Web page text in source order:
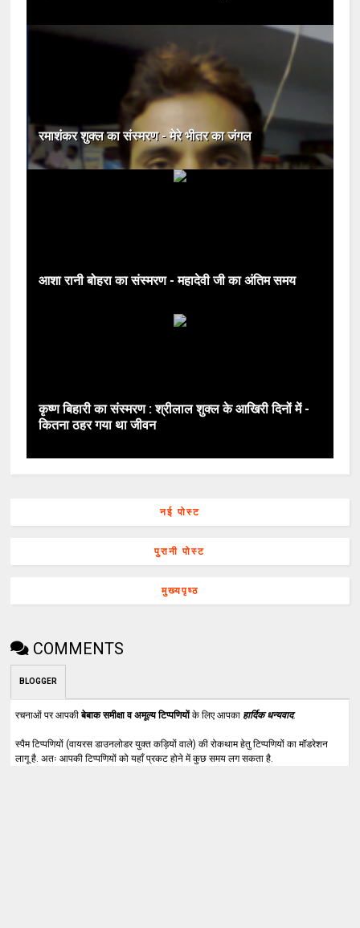
रमाशंकर शुक्ल का संस्मरण - मेरे भीतर का जंगल
आशा रानी बोहरा का संस्मरण - महादेवी जी का अंतिम समय
कृष्ण बिहारी का संस्मरण : श्रीलाल शुक्ल के आखिरी दिनों में -
कितना ठहर गया था जीवन
नई पोस्ट
पुरानी पोस्ट
मुख्यपृष्ठ
COMMENTS
BLOGGER
रचनाओं पर आपकीबेबाक समीक्षा व अमूल्य टिप्पणियोंके लिए आपका हार्दिक धन्यवाद.
स्पैम टिप्पणियों (वायरस डाउनलोडर युक्त कड़ियों वाले) की रोकथाम हेतु टिप्पणियों का मॉडरेशन
लागू है. अतः आपकी टिप्पणियों को यहाँ प्रकट होने में कुछ समय लग सकता है.